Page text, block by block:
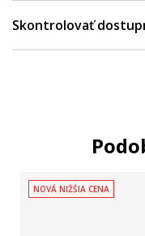
Skontrolovať
NOVÁ NIŽŠIA CENA